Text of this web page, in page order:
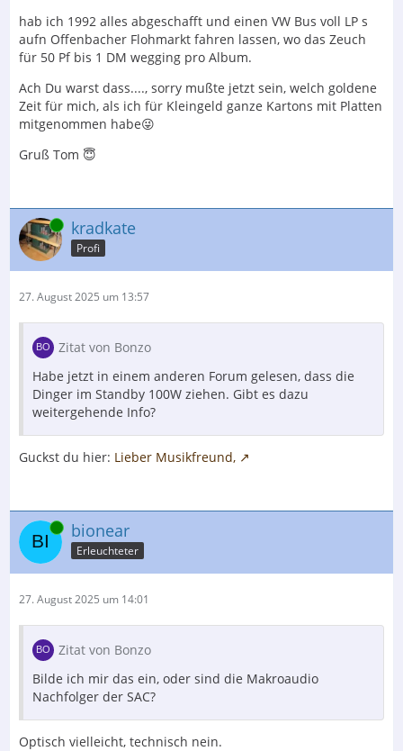
hab ich 1992 alles abgeschafft und einen VW Bus voll LP s
aufn Offenbacher Flohmarkt fahren lassen, wo das Zeuch
für 50 Pf bis 1 DM wegging pro Album.
Ach Du warst dass...., sorry mußte jetzt sein, welch goldene
Zeit für mich, als ich für Kleingeld ganze Kartons mit Platten
mitgenommen habe😜
Gruß Tom 😇
Online kradkate
Profi
27. August 2025 um 13:57
Zitat von Bonzo
Habe jetzt in einem anderen Forum gelesen, dass die
Dinger im Standby 100W ziehen. Gibt es dazu
weitergehende Info?
Guckst du hier: Lieber Musikfreund,
Online bionear
Erleuchteter
27. August 2025 um 14:01
Zitat von Bonzo
Bilde ich mir das ein, oder sind die Makroaudio
Nachfolger der SAC?
Optisch vielleicht, technisch nein.